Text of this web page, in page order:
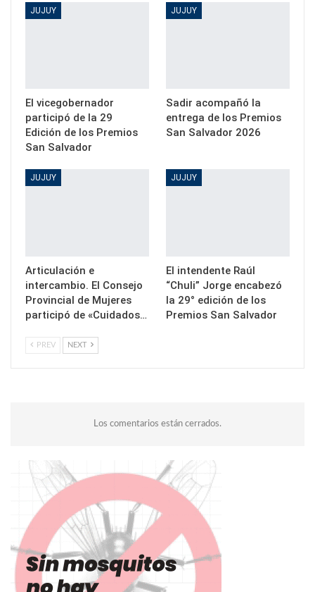
JUJUY
El vicegobernador
participó de la 29
Edición de los Premios
San Salvador
JUJUY
Sadir acompañó la
entrega de los Premios
San Salvador 2026
JUJUY
Articulación e
intercambio. El Consejo
Provincial de Mujeres
participó de «Cuidados…
JUJUY
El intendente Raúl
“Chuli” Jorge encabezó
la 29° edición de los
Premios San Salvador
PREV NEXT
Los comentarios están cerrados.